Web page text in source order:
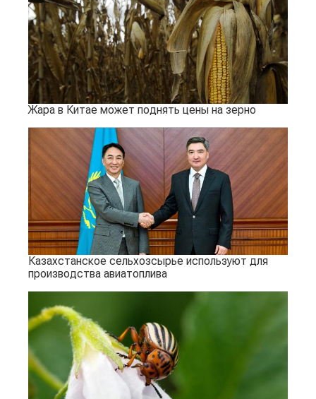
Жара в Китае может поднять цены на зерно
Казахстанское сельхозсырье используют для
производства авиатоплива